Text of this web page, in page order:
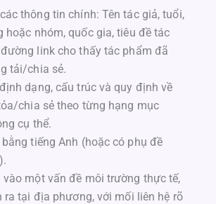
thông tin chính: Tên tác giả, tuổi,
hoặc nhóm, quốc gia, tiêu đề tác
link cho thấy tác phẩm đã
tải/chia sẻ.
dạng, cấu trúc và quy định về
chia sẻ theo từng hạng mục
cụ thể.
tiếng Anh (hoặc có phụ đề
vào một vấn đề môi trường thực tế,
ra tại địa phương, với mối liên hệ rõ